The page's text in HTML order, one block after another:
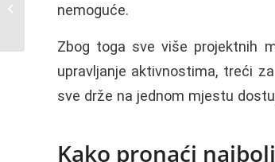
nemoguće.
Zbog toga sve više projektnih
upravljanje aktivnostima, treći
sve drže na jednom mjestu
Kako pronaći
upravljanje aktivnostima